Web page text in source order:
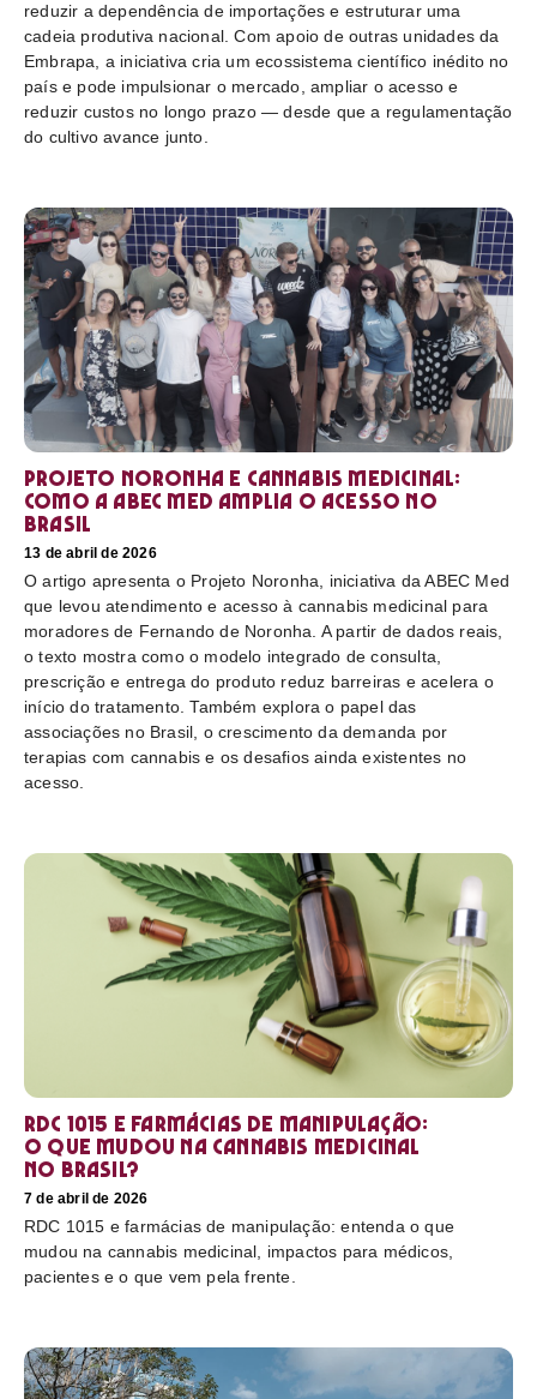
reduzir a dependência de importações e estruturar uma
cadeia produtiva nacional. Com apoio de outras unidades da
Embrapa, a iniciativa cria um ecossistema científico inédito no
país e pode impulsionar o mercado, ampliar o acesso e
reduzir custos no longo prazo — desde que a regulamentação
do cultivo avance junto.
Projeto Noronha e cannabis medicinal:
como a ABEC Med amplia o acesso no
Brasil
13 de abril de 2026
O artigo apresenta o Projeto Noronha, iniciativa da ABEC Med
que levou atendimento e acesso à cannabis medicinal para
moradores de Fernando de Noronha. A partir de dados reais,
o texto mostra como o modelo integrado de consulta,
prescrição e entrega do produto reduz barreiras e acelera o
início do tratamento. Também explora o papel das
associações no Brasil, o crescimento da demanda por
terapias com cannabis e os desafios ainda existentes no
acesso.
RDC 1015 e farmácias de manipulação:
o que mudou na cannabis medicinal
no Brasil?
7 de abril de 2026
RDC 1015 e farmácias de manipulação: entenda o que
mudou na cannabis medicinal, impactos para médicos,
pacientes e o que vem pela frente.